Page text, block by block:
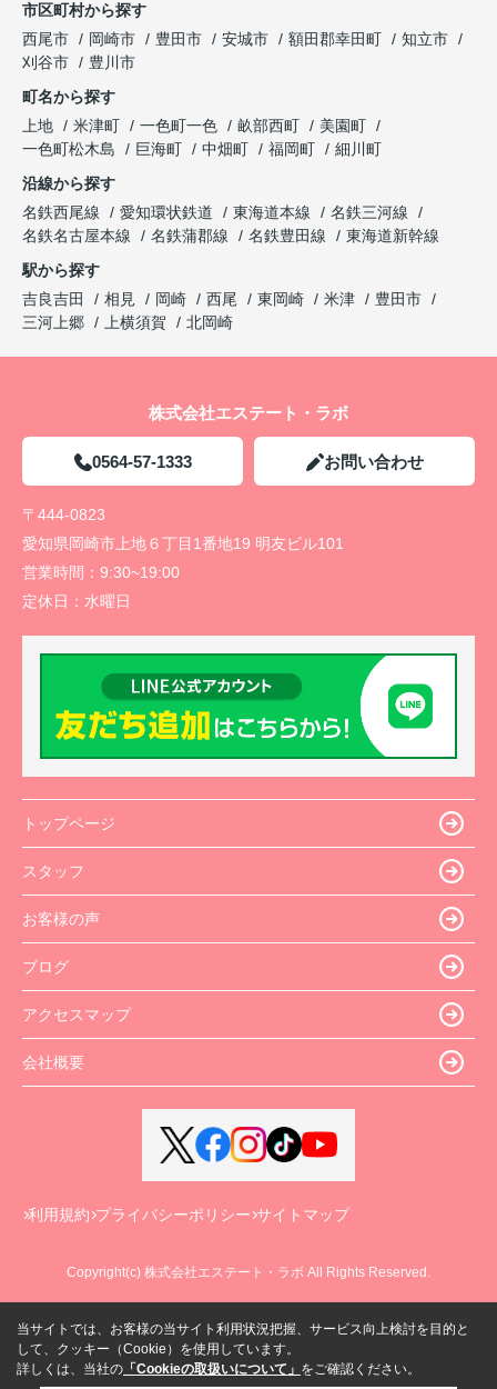
市区町村から探す
西尾市
岡崎市 豊田市 安城市 額田郡幸田町
知立市
刈谷市
豊川市
町名から探す
上地
米津町 一色町一色 畝部西町
美園町
一色町松木島
巨海町 中畑町 福岡町
細川町
沿線から探す
名鉄西尾線
愛知環状鉄道 東海道本線
名鉄三河線
名鉄名古屋本線
名鉄蒲郡線 名鉄豊田線
東海道新幹線
駅から探す
吉良吉田
相見 岡崎 西尾 東岡崎 米津
豊田市
三河上郷
上横須賀 北岡崎
株式会社エステート・ラボ
0564-57-1333 お問い合わせ
〒444-0823
愛知県岡崎市上地６丁目1番地19 明友ビル101
営業時間： 9:30~19:00
定休日： 水曜日
トップページ
スタッフ
お客様の声
ブログ
アクセスマップ
会社概要
利用規約 プライバシーポリシー サイトマップ
Copyright(c) 株式会社エステート・ラボ All Rights Reserved.
当サイトでは、お客様の当サイト利用状況把握、サービス向上検討を目的と
して、クッキー（Cookie）を使用しています。
詳しくは、当社の 「Cookieの取扱いについて」 をご確認ください。